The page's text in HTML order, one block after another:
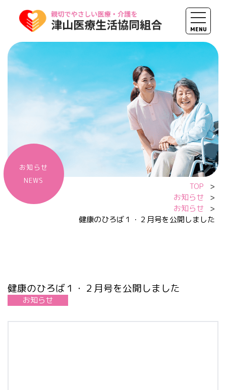
内容をスキップ
toggle
MENU
お知らせ
NEWS
TOP
>
お知らせ
>
お知らせ
>
健康のひろば１・２月号を公開しました
健康のひろば１・２月号を公開しました
お知らせ